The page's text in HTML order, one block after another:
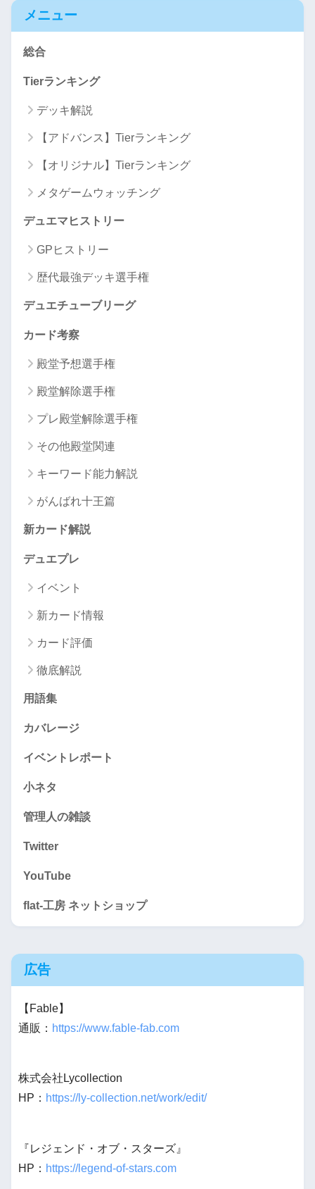
メニュー
総合
Tierランキング
デッキ解説
【アドバンス】Tierランキング
【オリジナル】Tierランキング
メタゲームウォッチング
デュエマヒストリー
GPヒストリー
歴代最強デッキ選手権
デュエチューブリーグ
カード考察
殿堂予想選手権
殿堂解除選手権
プレ殿堂解除選手権
その他殿堂関連
キーワード能力解説
がんばれ十王篇
新カード解説
デュエプレ
イベント
新カード情報
カード評価
徹底解説
用語集
カバレージ
イベントレポート
小ネタ
管理人の雑談
Twitter
YouTube
flat-工房 ネットショップ
広告
【Fable】
通販： https://www.fable-fab.com
株式会社Lycollection
HP： https://ly-collection.net/work/edit/
『レジェンド・オブ・スターズ』
HP： https://legend-of-stars.com